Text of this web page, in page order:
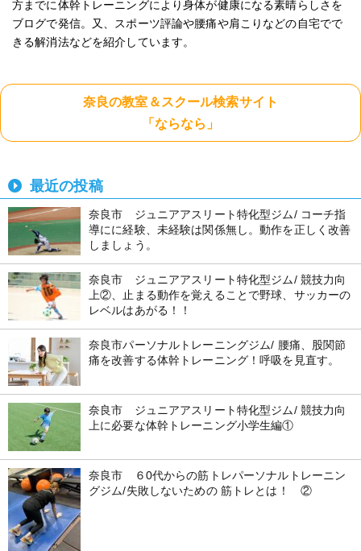
方までに体幹トレーニングにより身体が健康になる素晴らしさを
ブログで発信。又、スポーツ評論や腰痛や肩こりなどの自宅でで
きる解消法などを紹介しています。
奈良の教室＆スクール検索サイト
「ならなら」
最近の投稿
奈良市 ジュニアアスリート特化型ジム/ コーチ指
導にに経験、未経験は関係無し。動作を正しく改善
しましょう。
奈良市 ジュニアアスリート特化型ジム/ 競技力向
上②、止まる動作を覚えることで野球、サッカーの
レベルはあがる！！
奈良市パーソナルトレーニングジム/ 腰痛、股関節
痛を改善する体幹トレーニング！呼吸を見直す。
奈良市 ジュニアアスリート特化型ジム/ 競技力向
上に必要な体幹トレーニング小学生編①
奈良市 ６0代からの筋トレパーソナルトレーニン
グジム/失敗しないための 筋トレとは！ ②